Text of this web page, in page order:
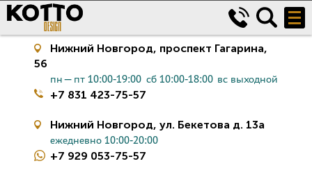
Керамическая плитка
Нижний Новгород, проспект Гагарина,
56
пн—пт 10:00-19:00 сб 10:00-18:00 вс выходной
+7 831 423-75-57
Нижний Новгород, ул. Бекетова д. 13а
ежедневно 10:00-20:00
+7 929 053-75-57